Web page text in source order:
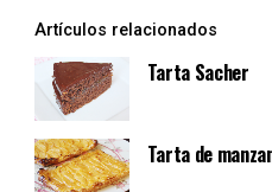
Artículos relacionados
Tarta Sacher
Tarta de